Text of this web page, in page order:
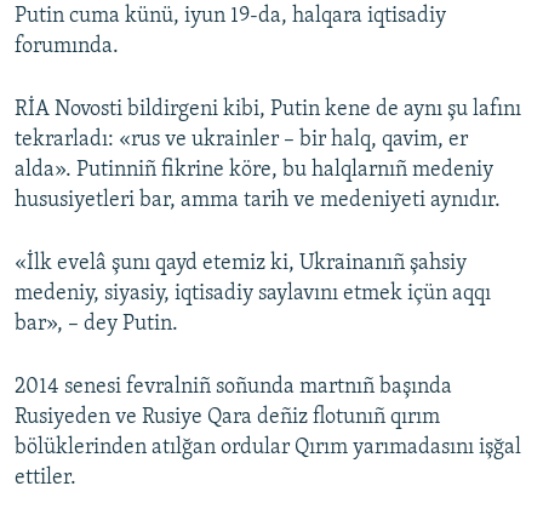
Putin cuma künü, iyun 19-da, halqara iqtisadiy
forumında.
RİA Novosti bildirgeni kibi, Putin kene de aynı şu lafını
tekrarladı: «rus ve ukrainler – bir halq, qavim, er
alda». Putinniñ fikrine köre, bu halqlarnıñ medeniy
hususiyetleri bar, amma tarih ve medeniyeti aynıdır.
«İlk evelâ şunı qayd etemiz ki, Ukrainanıñ şahsiy
medeniy, siyasiy, iqtisadiy saylavını etmek içün aqqı
bar», – dey Putin.
2014 senesi fevralniñ soñunda martnıñ başında
Rusiyeden ve Rusiye Qara deñiz flotunıñ qırım
bölüklerinden atılğan ordular Qırım yarımadasını işğal
ettiler.